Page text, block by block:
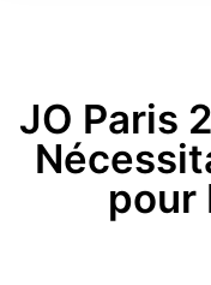
JO Paris
pour